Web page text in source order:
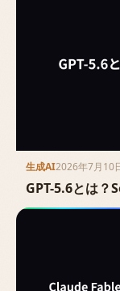
生成AI2026年7月10
GPT-5.6とは